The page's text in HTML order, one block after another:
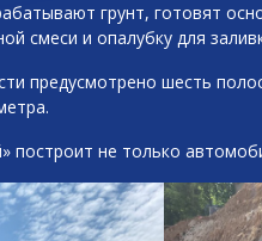
грунт, готовят
смеси и опалубку для
предусмотрено шесть
построит не только